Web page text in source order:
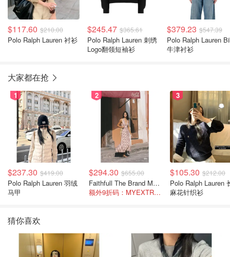
$117.60 $210.00
Polo Ralph Lauren 衬衫
$245.47 $365.61
Polo Ralph Lauren 刺绣
Logo翻领短袖衫
$379.23 $547.39
Polo Ralph Lauren
牛津衬衫
大家都在抢
1
$237.30 $419.00
Polo Ralph Lauren 羽绒
马甲
2
$294.30 $655.00
Faithfull The Brand Marais 格纹亚麻吊带中长连衣裙
额外9折码：MYEXTRA10
3
$105.30 $212.00
Polo Ralph Lauren 长袖
麻花针织衫
猜你喜欢